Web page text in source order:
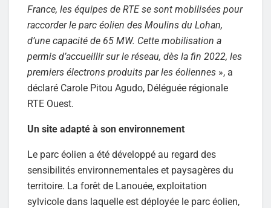
France, les équipes de RTE se sont mobilisées pour
raccorder le parc éolien des Moulins du Lohan,
d’une capacité de 65 MW. Cette mobilisation a
permis d’accueillir sur le réseau, dès la fin 2022, les
premiers électrons produits par les éoliennes », a
déclaré Carole Pitou Agudo, Déléguée régionale
RTE Ouest.
Un site adapté à son environnement
Le parc éolien a été développé au regard des
sensibilités environnementales et paysagères du
territoire. La forêt de Lanouée, exploitation
sylvicole dans laquelle est déployée le parc éolien,